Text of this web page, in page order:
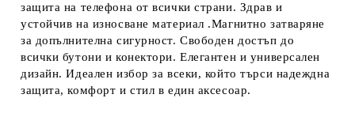
защита на телефона от всички страни. Здрав и
устойчив на износване материал .Магнитно затваряне
за допълнителна сигурност. Свободен достъп до
всички бутони и конектори. Елегантен и универсален
дизайн. Идеален избор за всеки, който търси надеждна
защита, комфорт и стил в един аксесоар.